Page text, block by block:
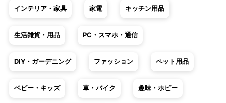
インテリア・家具 家電 キッチン用品
生活雑貨・用品 PC・スマホ・通信
DIY・ガーデニング ファッション ペット用品
ベビー・キッズ 車・バイク 趣味・ホビー